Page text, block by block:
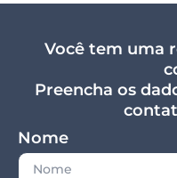
Você tem uma
Preencha os
Nome